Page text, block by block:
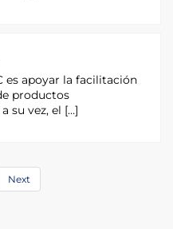
es apoyar la facilitación
productos
su vez, el […]
Next